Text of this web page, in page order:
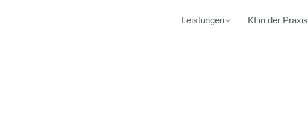
Leistungen KI in der Praxis